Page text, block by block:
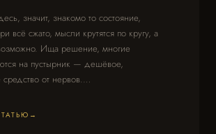
значит, знакомо то состояние,
всё сжато, мысли крутятся по кругу, а
Ища решение, многие
на пустырник — дешёвое,
средство от нервов.…